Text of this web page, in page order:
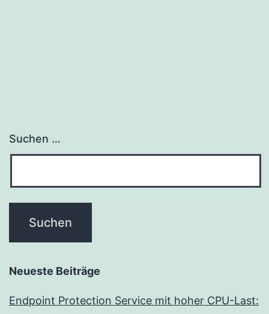
Suchen …
Neueste Beiträge
Endpoint Protection Service mit hoher CPU-Last: